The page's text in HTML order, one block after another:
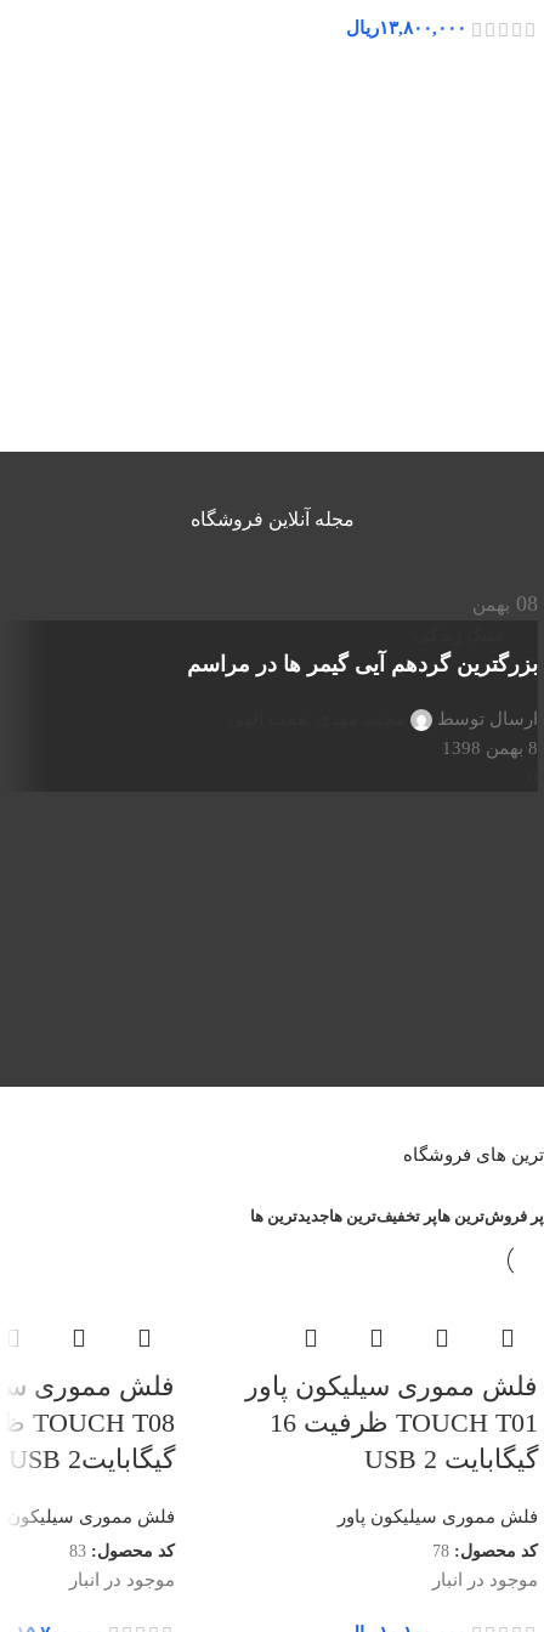
۱۳,۸۰۰,۰۰۰ریال
مجله آنلاین فروشگاه
08 بهمن
بزرگترین گردهم آیی گیمر ها در مراسم
ارسال توسط
8 بهمن 1398
ترین های فروشگاه
پر فروش‌ترین هاپر تخفیف‌ترین هاجدیدترین ها
فلش مموری سیلیکون پاور
TOUCH T01 ظرفیت 16
گیگابایت USB 2
فلش مموری سیلیکون پاور
کد محصول: 78
موجود در انبار
فلش مموری
گیگابایتUSB 2
فلش مموری سیلیکون
کد محصول: 83
موجود در انبار